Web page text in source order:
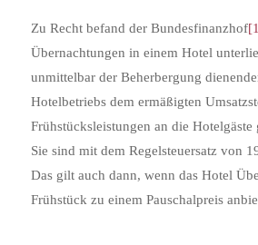
Zu Recht befand der Bundesfinanzhof
Übernachtungen in einem Hotel
unmittelbar der Beherbergung
Hotelbetriebs dem ermäßigten
Frühstücksleistungen an die Hotelgäste
Sie sind mit dem Regelsteuersatz von
Das gilt auch dann, wenn das Hotel
Frühstück zu einem Pauschalpreis